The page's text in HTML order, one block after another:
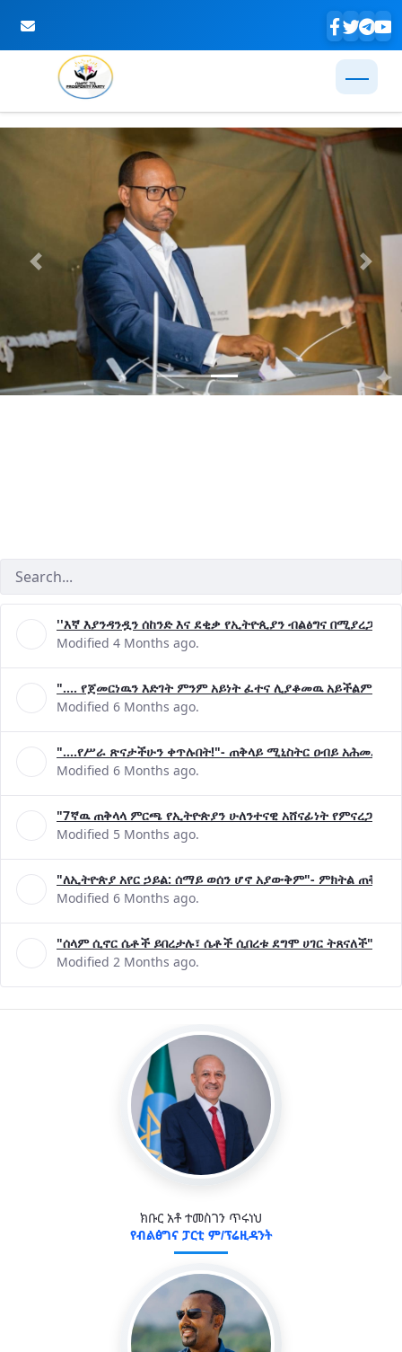
Skip to Main Content
Previous Next
''እኛ እያንዳንዷን ሰከንድ እና ደቂቃ የኢትዮጲያን ብልፅግና
Modified 4 Months ago.
".... የጀመርነዉን እድገት ምንም አይነት ፈተና ሊያቆመዉ አይችልም"-
Modified 6 Months ago.
"....የሥራ ጽናታችሁን ቀጥሉበት!"- ጠቅላይ ሚኒስትር ዐብይ አሕመድ (ዶ/
Modified 6 Months ago.
"7ኛዉ ጠቅላላ ምርጫ የኢትዮጵያን ሁለንተናዊ አሸናፊነት
Modified 5 Months ago.
"ለኢትዮጵያ አየር ኃይል: ሰማይ ወሰን ሆኖ አያውቅም"- ምክትል ጠቅላይ
Modified 6 Months ago.
"ሰላም ሲኖር ሴቶች ይበረታሉ፣ ሴቶች ሲበረቱ ደግሞ ሀገር ትጸናለች"-
Modified 2 Months ago.
ክቡር አቶ ተመስገን ጥሩነህ
የብልፅግና ፓርቲ ም/ፕሬዚዳንት